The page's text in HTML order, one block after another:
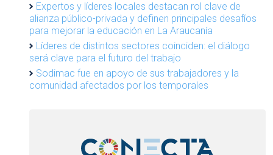
Expertos y líderes locales destacan rol clave de
alianza público-privada y definen principales desafíos
para mejorar la educación en La Araucanía
Líderes de distintos sectores coinciden: el diálogo
será clave para el futuro del trabajo
Sodimac fue en apoyo de sus trabajadores y la
comunidad afectados por los temporales